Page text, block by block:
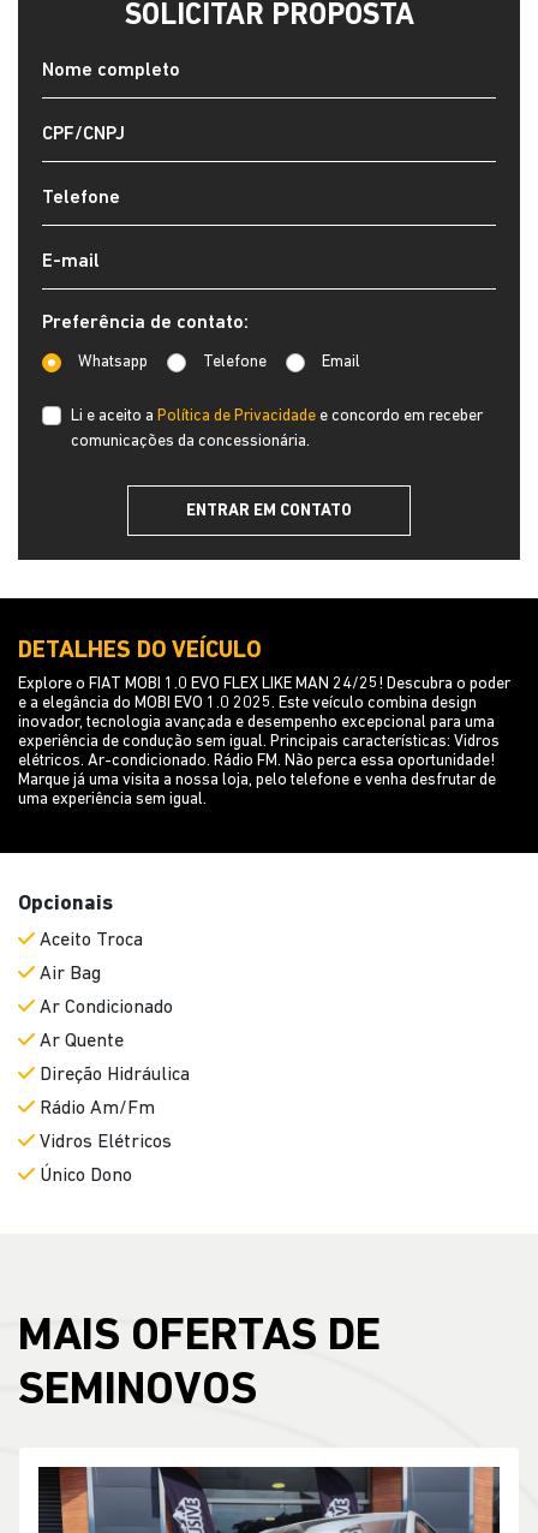
SOLICITAR PROPOSTA
Preferência de contato:
Whatsapp Telefone Email
Li e aceito a Política de Privacidade e concordo em receber
comunicações da concessionária.
ENTRAR EM CONTATO
DETALHES DO VEÍCULO
Explore o FIAT MOBI 1.0 EVO FLEX LIKE MAN 24/25! Descubra o poder
e a elegância do MOBI EVO 1.0 2025. Este veículo combina design
inovador, tecnologia avançada e desempenho excepcional para uma
experiência de condução sem igual. Principais características: Vidros
elétricos. Ar-condicionado. Rádio FM. Não perca essa oportunidade!
Marque já uma visita a nossa loja, pelo telefone e venha desfrutar de
uma experiência sem igual.
Opcionais
Aceito Troca
Air Bag
Ar Condicionado
Ar Quente
Direção Hidráulica
Rádio Am/Fm
Vidros Elétricos
Único Dono
MAIS OFERTAS DE
SEMINOVOS